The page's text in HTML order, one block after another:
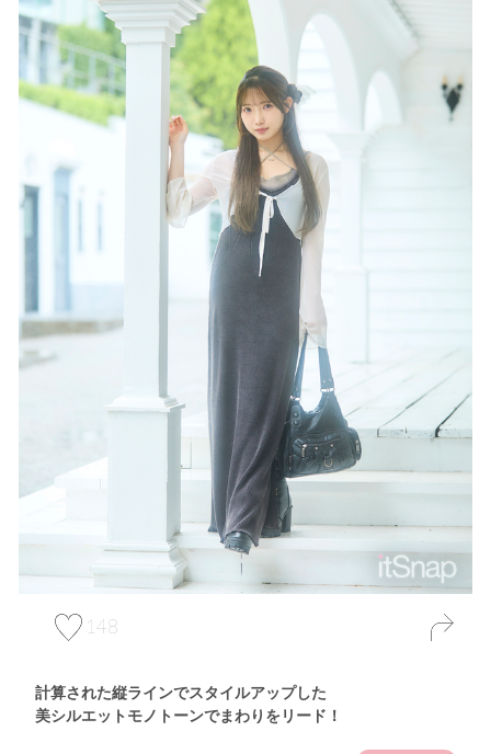
148
計算された縦ラインでスタイルアップした
美シルエットモノトーンでまわりをリード！